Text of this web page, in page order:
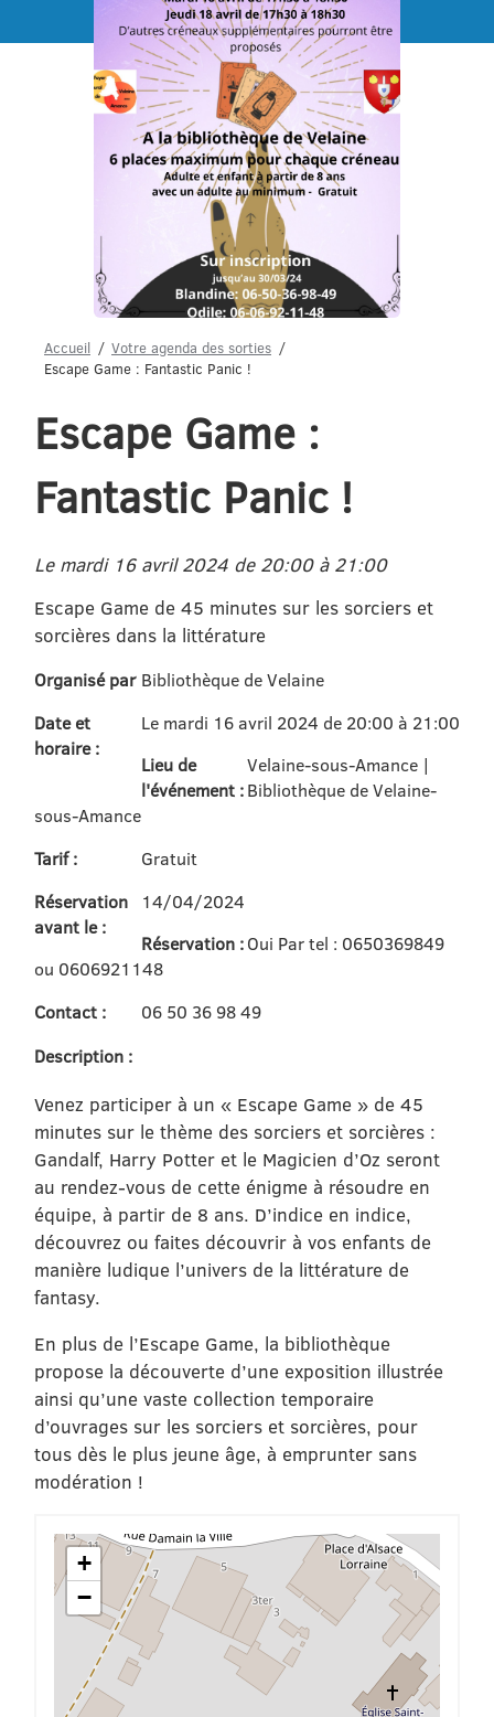
Menu
Accueil
Votre agenda des sorties
Escape Game : Fantastic Panic !
Escape Game :
Fantastic Panic !
Le mardi 16 avril 2024 de 20:00 à 21:00
Escape Game de 45 minutes sur les sorciers et
sorcières dans la littérature
Organisé par Bibliothèque de Velaine
Date et
horaire :
Le mardi 16 avril 2024 de 20:00 à 21:00
Lieu de
l'événement :
Velaine-sous-Amance |
Bibliothèque de Velaine-
sous-Amance
Tarif :
Gratuit
Réservation
avant le :
14/04/2024
Réservation : Oui Par tel : 0650369849
ou 0606921148
Contact :
06 50 36 98 49
Description :
Venez participer à un « Escape Game » de 45
minutes sur le thème des sorciers et sorcières :
Gandalf, Harry Potter et le Magicien d’Oz seront
au rendez-vous de cette énigme à résoudre en
équipe, à partir de 8 ans. D’indice en indice,
découvrez ou faites découvrir à vos enfants de
manière ludique l’univers de la littérature de
fantasy.
En plus de l’Escape Game, la bibliothèque
propose la découverte d’une exposition illustrée
ainsi qu’une vaste collection temporaire
d’ouvrages sur les sorciers et sorcières, pour
tous dès le plus jeune âge, à emprunter sans
modération !
+
−